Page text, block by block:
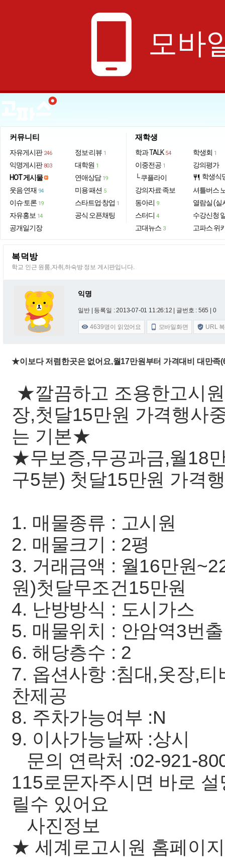
phone_android 모바
커뮤니티
자유게시판 246
익명게시판 803
HOT 게시물
웃음·연재 94
이슈·토론 19
자유홍보 14
공개일기장
정보·리뷰 1
대학원 1
연애상담 19
미용·패션 5
스타트업·창업 1
공식 오픈채팅
재학생
학과 TALK 54
이중전공 1
└ 쿠플라이
강의자료·족보
동아리 9
스터디 4
고대뉴스 3
학생회 1
강의평가
restaurant 학생식
셔틀버스
열람실 (실
수강신청
고파스 위
복덕방
학교 인근 원룸,자취,하숙방 정보 게시판입니다.
익명
일반 | 등록일 : 2013-07-01 11:26:12 | 글번호 : 565 | 0
 4639명이 읽었어요  모바일화면  URL
★이보다 저렴한곳은 없어요,월17만원부터 가격대비 대만
★깔끔하고 조용한고시
장,첫달15만원 가격행사
는 기본★
★무보증,무공과금,월18
구5분) 첫달15만원 가격
1. 매물종류 : 고시원
2. 매물크기 : 2평
3. 거래금액 : 월16만원
원)첫달무조건15만원
4. 난방방식 : 도시가스
5. 매물위치 : 안암역3번
6. 해당층수 : 2
7. 옵션사항 :침대,옷장,
찬제공
8. 주차가능여부 :N
9. 이사가능날짜 :상시
문의 연락처 :02-921-
115로문자주시면 바로
릴수 있어요
사진정보
★ 세계로고시원 홈페이